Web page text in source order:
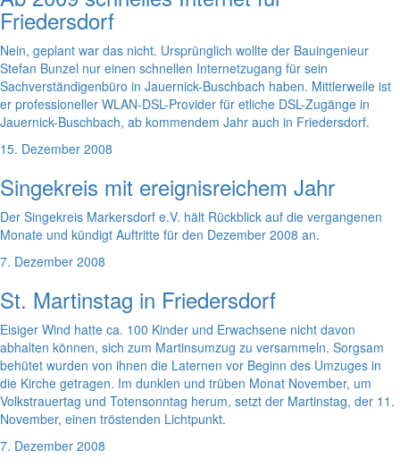
Friedersdorf
Nein, geplant war das nicht. Ursprünglich wollte der Bauingenieur
Stefan Bunzel nur einen schnellen Internetzugang für sein
Sachverständigenbüro in Jauernick-Buschbach haben. Mittlerweile ist
er professioneller WLAN-DSL-Provider für etliche DSL-Zugänge in
Jauernick-Buschbach, ab kommendem Jahr auch in Friedersdorf.
15. Dezember 2008
Singekreis mit ereignisreichem Jahr
Der Singekreis Markersdorf e.V. hält Rückblick auf die vergangenen
Monate und kündigt Auftritte für den Dezember 2008 an.
7. Dezember 2008
St. Martinstag in Friedersdorf
Eisiger Wind hatte ca. 100 Kinder und Erwachsene nicht davon
abhalten können, sich zum Martinsumzug zu versammeln. Sorgsam
behütet wurden von ihnen die Laternen vor Beginn des Umzuges in
die Kirche getragen. Im dunklen und trüben Monat November, um
Volkstrauertag und Totensonntag herum, setzt der Martinstag, der 11.
November, einen tröstenden Lichtpunkt.
7. Dezember 2008